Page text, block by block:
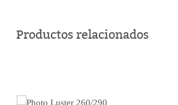
línea
Productos relacionados